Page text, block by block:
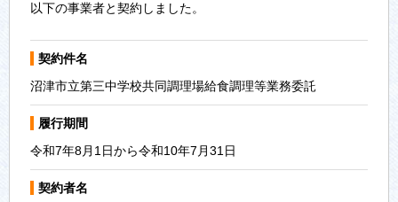
以下の事業者と契約しました。
契約件名
沼津市立第三中学校共同調理場給食調理等業務委託
履行期間
令和7年8月1日から令和10年7月31日
契約者名